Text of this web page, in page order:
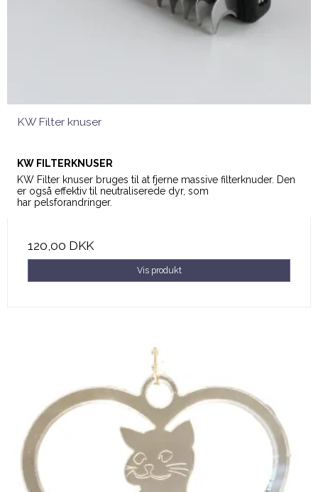
KW Filter knuser
KW FILTERKNUSER
KW Filter knuser bruges til at fjerne massive filterknuder. Den
er også effektiv til neutraliserede dyr, som
har pelsforandringer.
120,00 DKK
Vis produkt